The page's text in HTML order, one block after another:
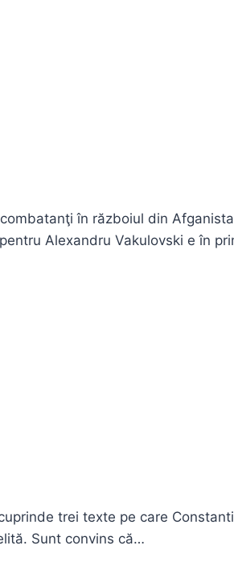
în războiul din
Alexandru Vakulovski e în
trei texte pe care
Sunt convins că…